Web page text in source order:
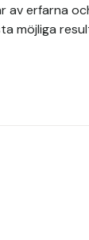
av erfarna
möjliga